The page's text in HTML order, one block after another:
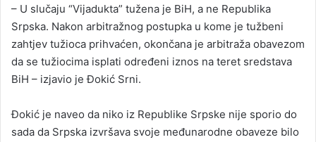
– U slučaju “Vijadukta” tužena je BiH, a ne Republika
Srpska. Nakon arbitražnog postupka u kome je tužbeni
zahtjev tužioca prihvaćen, okončana je arbitraža obavezom
da se tužiocima isplati određeni iznos na teret sredstava
BiH – izjavio je Đokić Srni.
Đokić je naveo da niko iz Republike Srpske nije sporio do
sada da Srpska izvršava svoje međunarodne obaveze bilo